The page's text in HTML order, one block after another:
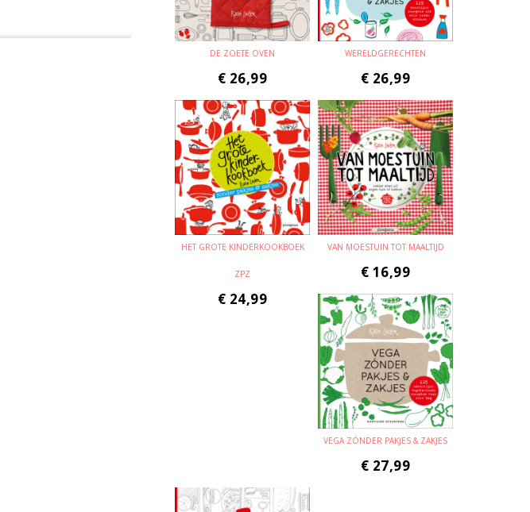
DE ZOETE OVEN
€ 26,99
WERELDGERECHTEN
€ 26,99
HET GROTE KINDERKOOKBOEK
ZPZ
€ 24,99
VAN MOESTUIN TOT MAALTIJD
€ 16,99
VEGA ZÓNDER PAKJES & ZAKJES
€ 27,99